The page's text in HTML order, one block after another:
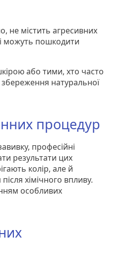
не містить агресивних
можуть пошкодити
або тими, хто часто
натуральної
процедур
професійні
результати цих
колір, але й
хімічного впливу.
особливих